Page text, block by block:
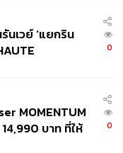
อย่างที่บอกคือคน
ก้ปัญหาอย่างไร แต่
พังและไร้ค่าเกิน
ตัวเอง ใครคิดสั้น
ปัญหาแบบเดียวกับเขา
าจะทำแบบเดียวกับ
นเวย์ ‘แยกริน
0
MOMENTUM
บาท ที่ให้
0